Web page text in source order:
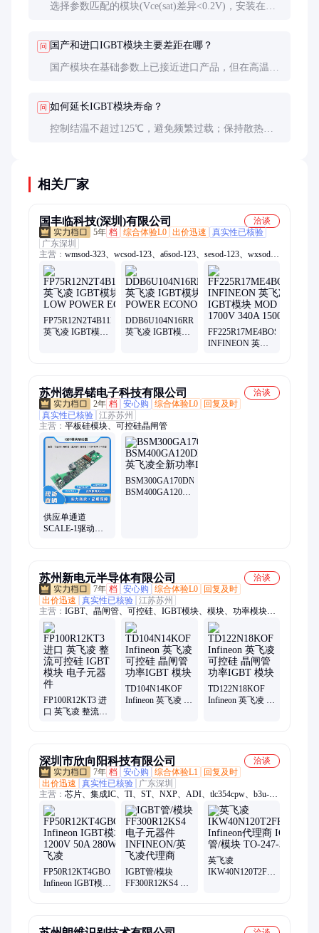
选择参数匹配的模块(Vce(sat)差异<0.2V)，安装在同
问 国产和进口IGBT模块主要差距在哪？
国产模块在基础参数上已接近进口产品，但在高温特
问 如何延长IGBT模块寿命？
控制结温不超过125℃，避免频繁过载；保持散热系
相关厂家
国丰临科技(深圳)有限公司
洽谈
5年 档 综合体验L0 出价迅速
真实性已核验
广东深圳
主营： wmsod-323、wcsod-123、a6sod-123、sesod-123、wxsod-
123、wdsod-323、x4sod-123、6hsod-123、6csod-123、4zsod-
123、mmbd4148t、mmbd4148a、3esod-323、蜡烛灯、wgsod-
123、5psod-123、y2sod-323、稳压管、wnsod-123、d6sod-123、
sksod-123、mmsz5244b、c0sod-323、5nsod-123、4fsod-123
FP75R12N2T4B11BPSA1
英飞凌 IGBT模块
DDB6U104N16RRB37BPSA1
英飞凌 IGBT模块
FF225R17ME4BOSA1
INFINEON 英飞
苏州徳昇锘电子科技有限公司
洽谈
2年 档 安心购 综合体验L0
回复及时
真实性已核验 江苏苏州
主营： 平板硅模块、可控硅晶闸管
供应单通道
SCALE-1驱动板
BSM300GA170DN2S
BSM400GA120DLCS_E3256
苏州新电元半导体有限公司
洽谈
7年 档 安心购 综合体验L0
回复及时
出价迅速
真实性已核验 江苏苏州
主营： IGBT、晶闸管、可控硅、IGBT模块、模块、功率模块、
可控硅模块、熔断器、整流桥
FP100R12KT3 进
口 英飞凌 整流可
TD104N14KOF
Infineon 英飞凌 可
TD122N18KOF
Infineon 英飞凌 可
深圳市欣向阳科技有限公司
洽谈
7年 档 安心购 综合体验L1
回复及时
出价迅速
真实性已核验
广东深圳
主营： 芯片、集成IC、TI、ST、NXP、ADI、tlc354cpw、b3u-
1000p、衰减器、pcb批量、a991-2015、a999-3283、多层板、
b140af-13、a999-3530、733910070、放大器、a999-3323、2474r-
25l、制pcb板、国内pcb、多层pcb、逆变器
FP50R12KT4GBOSA1
Infineon IGBT模块
IGBT管/模块
FF300R12KS4 电
英飞凌
IKW40N120T2FKSA1